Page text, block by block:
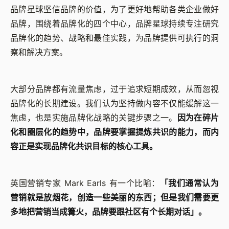
品牌星球坚信品牌的价值，为了更好地帮助各类企业做好
品牌，围绕着品牌化的四个中心，品牌星球持续专注研究
品牌化的趋势、战略和最佳实践，为品牌提供可执行的洞
察和解决方案。
大部分品牌都有流量焦虑，过于追求短期成效，从而忽视
品牌化的长期建设。我们认为坚持做内容不仅能缓解这一
焦虑，也是实施品牌化战略的关键步骤之一。
因为在碎片
化和圈层化的趋势中，品牌要掌握提炼共识的能力，而内
容正是实现品牌化共识目标的核心工具。
英国营销专家 Mark Earls 有一个比喻：
「我们通常认为
营销就是放烟花，创造一些美丽的东西；但是我们需要更
多地把营销当成篝火，品牌要跟社区有个长期对话」。